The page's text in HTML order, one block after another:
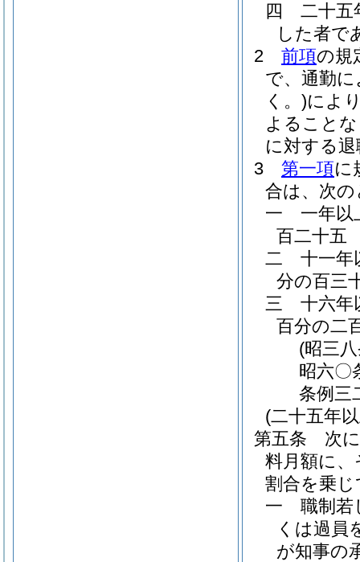
四
二十五
した者で
2
前項の規
で、通勤
く。)によ
よること
に対する
3
第一項に
合は、次
一
一年以
百二十五
二
十一年
分の百三
三
十六年
百分の二
(昭三
昭六〇
条例三
(二十五年
第五条
次
料月額に
割合を乗
一
職制若
くは過員
が知事の